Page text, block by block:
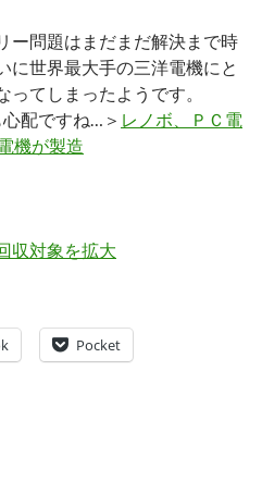
ー問題はまだまだ解決まで時
に世界最大手の三洋電機にと
てしまったようです。
配ですね…＞ レノボ、ＰＣ電
機が製造
収対象を拡大
Pocket